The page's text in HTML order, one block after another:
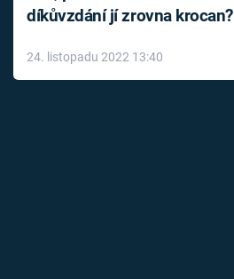
díkůvzdání jí zrovna krocan?
24. listopadu 2022 13:40